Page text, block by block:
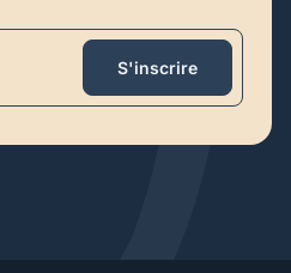
S'inscrire